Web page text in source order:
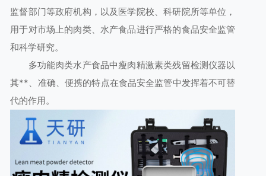
监督部门等政府机构，以及医学院校、科研院所等单位，
用于对市场上的肉类、水产食品进行严格的食品安全监管
和科学研究。
多功能肉类水产食品中瘦肉精激素类残留检测仪器以
其**、准确、便携的特点在食品安全监管中发挥着不可替
代的作用。